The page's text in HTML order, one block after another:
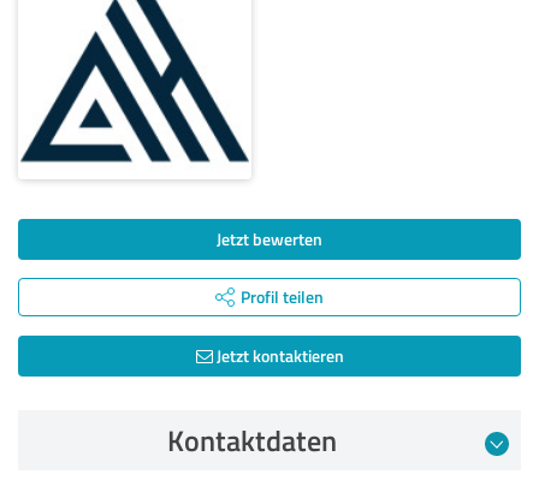
Jetzt bewerten
Profil teilen
Jetzt kontaktieren
Kontaktdaten